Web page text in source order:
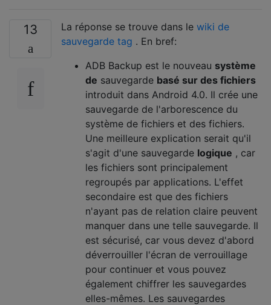
13 La réponse se trouve dans le wiki de
sauvegarde tag . En bref:
ADB Backup est le nouveau système
de sauvegarde basé sur des fichiers
introduit dans Android 4.0. Il crée une
sauvegarde de l'arborescence du
système de fichiers et des fichiers.
Une meilleure explication serait qu'il
s'agit d'une sauvegarde logique , car
les fichiers sont principalement
regroupés par applications. L'effet
secondaire est que des fichiers
n'ayant pas de relation claire peuvent
manquer dans une telle sauvegarde. Il
est sécurisé, car vous devez d'abord
déverrouiller l'écran de verrouillage
pour continuer et vous pouvez
également chiffrer les sauvegardes
elles-mêmes. Les sauvegardes